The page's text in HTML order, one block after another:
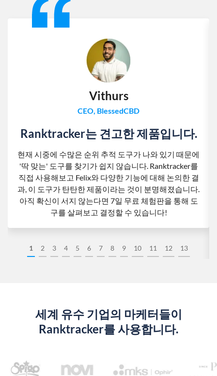
1 2 3 4 5 6 7 8 9 10 11 12 13
Vithurs
CEO, BlessedCBD
Ranktracker는 견고한 제품입니다.
현재 시중에 수많은 순위 추적 도구가 나와 있기 때문에
'딱 맞는' 도구를 찾기가 쉽지 않습니다. Ranktracker를
직접 사용해보고 Felix와 다양한 기능에 대해 논의한 결
과, 이 도구가 탄탄한 제품이라는 것이 분명해졌습니다.
아직 확신이 서지 않는다면 7일 무료 체험판을 통해 도
구를 살펴보고 결정할 수 있습니다!
세계 유수 기업의 마케터들이
Ranktracker를 사용합니다.